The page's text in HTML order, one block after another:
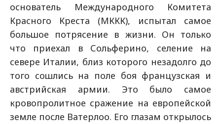
основатель Международного Комитета
Красного Креста (МККК), испытал самое
большое потрясение в жизни. Он только
что приехал в Сольферино, селение на
севере Италии, близ которого незадолго до
того сошлись на поле боя французская и
австрийская армии. Это было самое
кровопролитное сражение на европейской
земле после Ватерлоо. Его глазам открылось